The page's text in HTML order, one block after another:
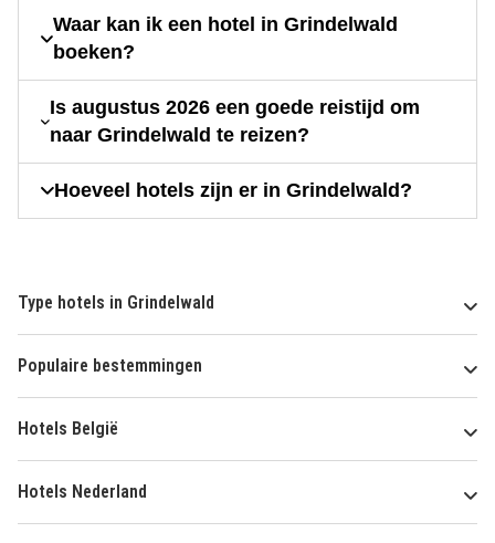
Waar kan ik een hotel in Grindelwald
boeken?
Is augustus 2026 een goede reistijd om
naar Grindelwald te reizen?
Hoeveel hotels zijn er in Grindelwald?
Type hotels in Grindelwald
Populaire bestemmingen
Hotels België
Hotels Nederland